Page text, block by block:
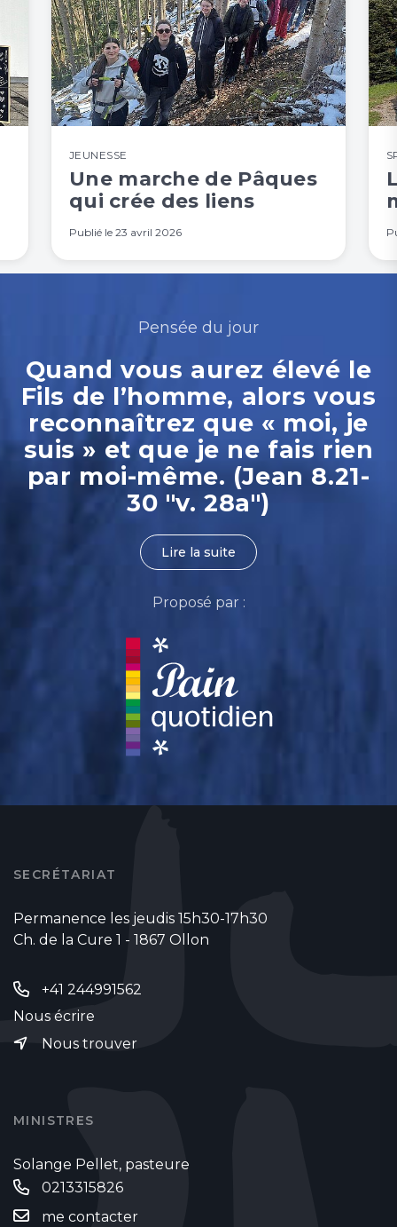
JEUNESSE
Une marche de Pâques
qui crée des liens
Publié le 23 avril 2026
Pensée du jour
Quand vous aurez élevé le
Fils de l’homme, alors vous
reconnaîtrez que « moi, je
suis » et que je ne fais rien
par moi-même. (Jean 8.21-
30 "v. 28a")
Lire la suite
Proposé par :
SECRÉTARIAT
Permanence les jeudis 15h30-17h30
Ch. de la Cure 1 - 1867 Ollon
+41 244991562
Nous écrire
Nous trouver
MINISTRES
Solange Pellet, pasteure
0213315826
me contacter